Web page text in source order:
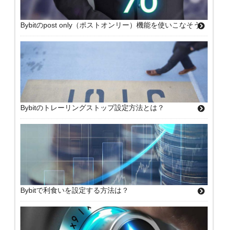
Bybitのpost only（ポストオンリー）機能を使いこなそう
Bybitのトレーリングストップ設定方法とは？
Bybitで利食いを設定する方法は？